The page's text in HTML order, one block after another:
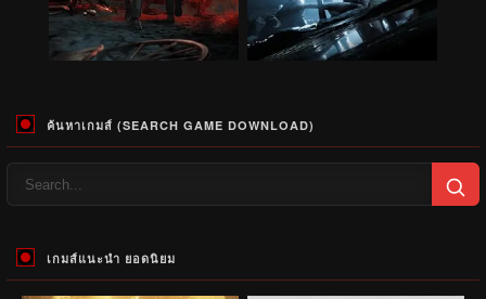
ค้นหาเกมส์ (SEARCH GAME DOWNLOAD)
เกมส์แนะนำ ยอดนิยม